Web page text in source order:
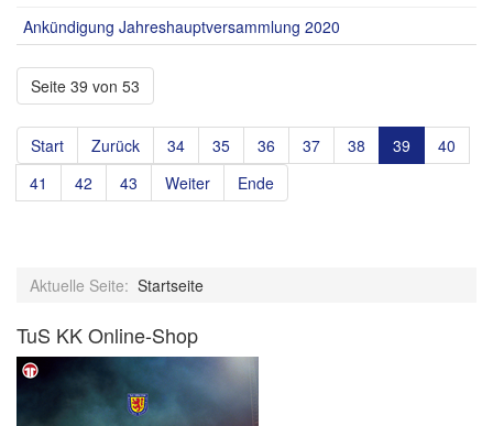
Ankündigung Jahreshauptversammlung 2020
Seite 39 von 53
Start Zurück 34 35 36 37 38 39
40
41
42 43 Weiter Ende
Aktuelle Seite: Startseite
TuS KK Online-Shop